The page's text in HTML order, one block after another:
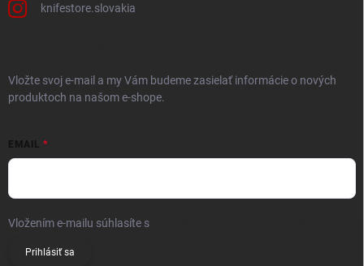
knifestore.slovakia
Vložte svoj e-mail a my Vám budeme zasielať informácie o nových
produktoch na našom e-shope.
EMAIL
Vložením e-mailu súhlasíte s
Prihlásiť sa